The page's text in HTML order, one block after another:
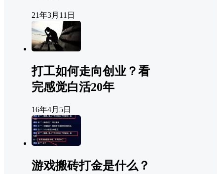
21年3月11日
打工如何走向创业？看
完感觉白活20年
16年4月5日
游戏搬砖打金是什么？